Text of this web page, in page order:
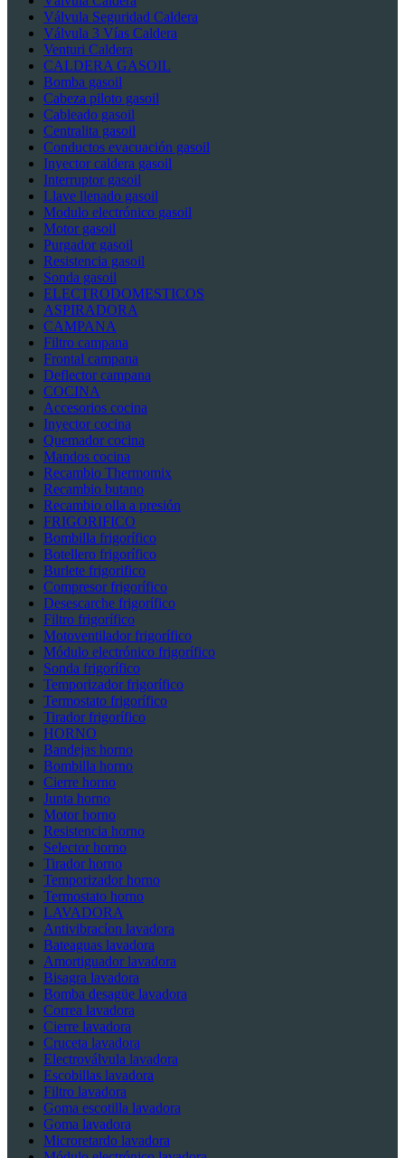
Válvula Seguridad Caldera
Válvula 3 Vías Caldera
Venturi Caldera
CALDERA GASOIL
Bomba gasoil
Cabeza piloto gasoil
Cableado gasoil
Centralita gasoil
Conductos evacuación gasoil
Inyector caldera gasoil
Interruptor gasoil
Llave llenado gasoil
Modulo electrónico gasoil
Motor gasoil
Purgador gasoil
Resistencia gasoil
Sonda gasoil
ELECTRODOMESTICOS
ASPIRADORA
CAMPANA
Filtro campana
Frontal campana
Deflector campana
COCINA
Accesorios cocina
Inyector cocina
Quemador cocina
Mandos cocina
Recambio Thermomix
Recambio butano
Recambio olla a presión
FRIGORIFICO
Bombilla frigorífico
Botellero frigorífico
Burlete frigorifico
Compresor frigorífico
Desescarche frigorífico
Filtro frigorífico
Motoventilador frigorífico
Módulo electrónico frigorífico
Sonda frigorífico
Temporizador frigorífico
Termostato frigorífico
Tirador frigorífico
HORNO
Bandejas horno
Bombilla horno
Cierre horno
Junta horno
Motor horno
Resistencia horno
Selector horno
Tirador horno
Temporizador horno
Termostato horno
LAVADORA
Antivibracíon lavadora
Bateaguas lavadora
Amortiguador lavadora
Bisagra lavadora
Bomba desagüe lavadora
Correa lavadora
Cierre lavadora
Cruceta lavadora
Electroválvula lavadora
Escobillas lavadora
Filtro lavadora
Goma escotilla lavadora
Goma lavadora
Microretardo lavadora